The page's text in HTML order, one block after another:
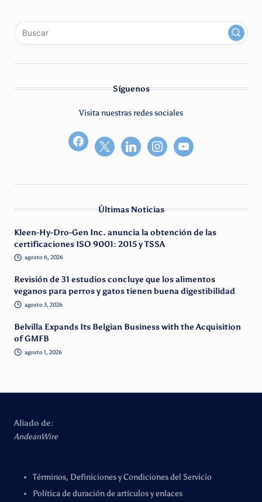
Síguenos
Visita nuestras redes sociales
facebook2
Últimas Noticias
Kleen-Hy-Dro-Gen Inc. anuncia la obtención de las
certificaciones ISO 9001: 2015 y TSSA
agosto 6, 2026
Revisión de 31 estudios concluye que los alimentos
veganos para perros y gatos tienen buena digestibilidad
agosto 3, 2026
Belvilla Expands Its Belgian Business with the Acquisition
of GMFB
agosto 1, 2026
Aliado de:
AndeanWire
Términos, Definiciones y Condiciones del Servicio
Política de duración de artículos y enlaces